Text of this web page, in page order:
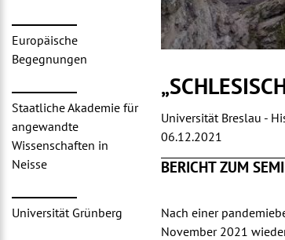
Universität Breslau -
06.12.2021
BERICHT ZUM
Nach einer
November 2021
Europäische
Begegnungen
Staatliche Akademie für
angewandte
Wissenschaften in
Neisse
Universität Grünberg